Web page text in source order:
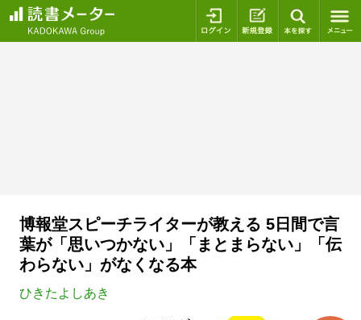
ログイン 新規登録
博報堂スピーチライターが教える 5日間で言
葉が「思いつかない」「まとまらない」「伝
わらない」がなくなる本
ひきたよしあき